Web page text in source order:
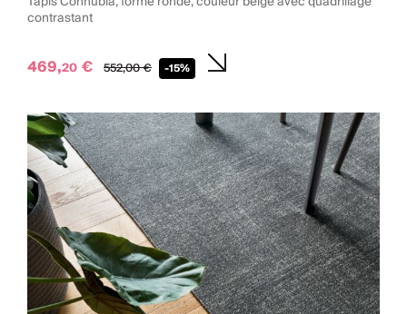
contrastant
469,20 € 552,00€ -15%